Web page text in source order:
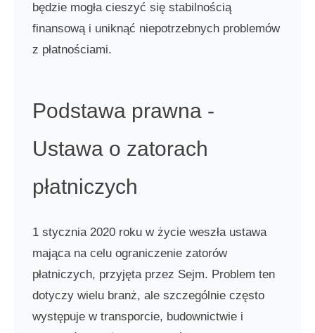
będzie mogła cieszyć się stabilnością
finansową i uniknąć niepotrzebnych problemów
z płatnościami.
Podstawa prawna -
Ustawa o zatorach
płatniczych
1 stycznia 2020 roku w życie weszła ustawa
mająca na celu ograniczenie zatorów
płatniczych, przyjęta przez Sejm. Problem ten
dotyczy wielu branż, ale szczególnie często
występuje w transporcie, budownictwie i